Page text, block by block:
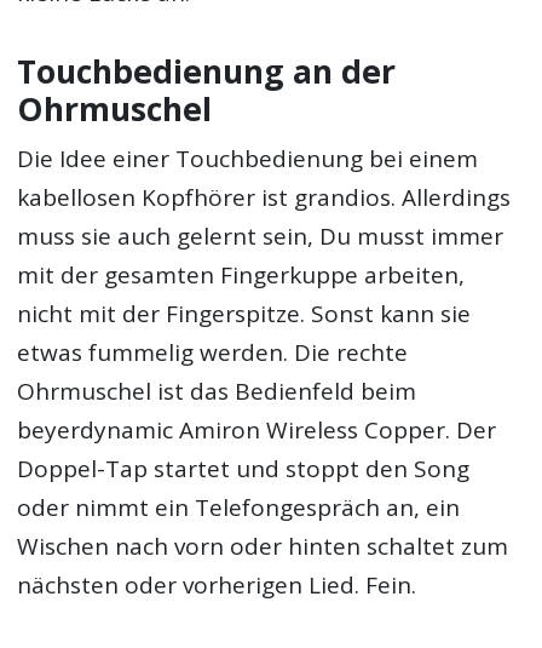
Touchbedienung an der
Ohrmuschel
Die Idee einer Touchbedienung bei einem
kabellosen Kopfhörer ist grandios. Allerdings
muss sie auch gelernt sein, Du musst immer
mit der gesamten Fingerkuppe arbeiten,
nicht mit der Fingerspitze. Sonst kann sie
etwas fummelig werden. Die rechte
Ohrmuschel ist das Bedienfeld beim
beyerdynamic Amiron Wireless Copper. Der
Doppel-Tap startet und stoppt den Song
oder nimmt ein Telefongespräch an, ein
Wischen nach vorn oder hinten schaltet zum
nächsten oder vorherigen Lied. Fein.